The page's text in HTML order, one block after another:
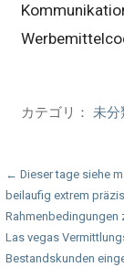
カテゴリ： 未分
投
稿
ナ
← Dieser tage siehe
beilaufig extrem
Rahmenbedingungen
Las vegas
Bestandskunden